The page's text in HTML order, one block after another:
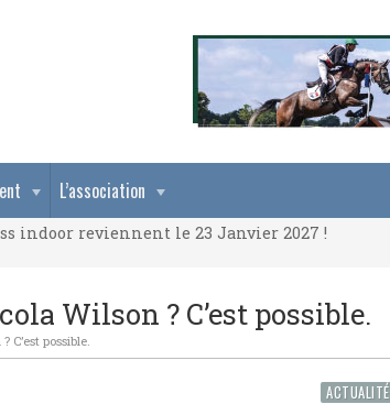
L’association
indoor reviennent le 23 Janvier 2027 !
indoor reviennent le 23 Janvier 2027 !
Wilson ? C’est possible.
C’est possible.
ACTUALITÉ